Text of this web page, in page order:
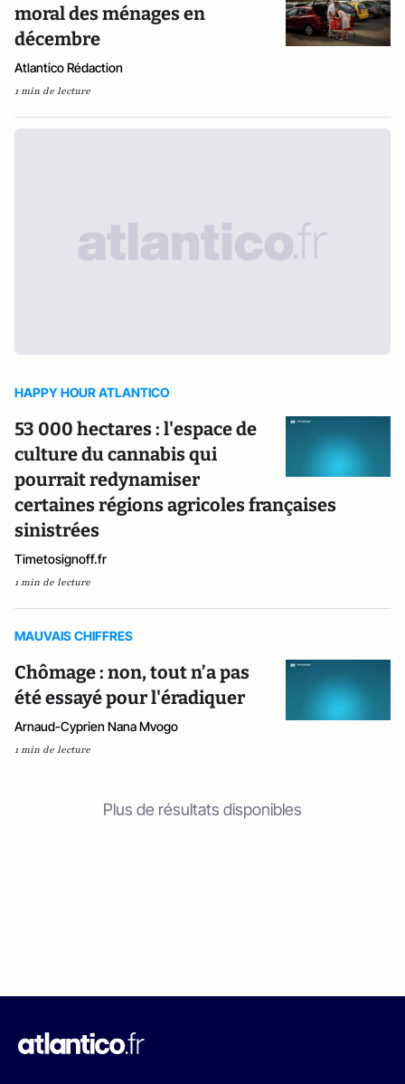
moral des ménages en
décembre
Atlantico Rédaction
1 min de lecture
HAPPY HOUR ATLANTICO
53 000 hectares : l'espace de
culture du cannabis qui
pourrait redynamiser
certaines régions agricoles françaises
sinistrées
Timetosignoff.fr
1 min de lecture
MAUVAIS CHIFFRES
Chômage : non, tout n’a pas
été essayé pour l'éradiquer
Arnaud-Cyprien Nana Mvogo
1 min de lecture
Plus de résultats disponibles